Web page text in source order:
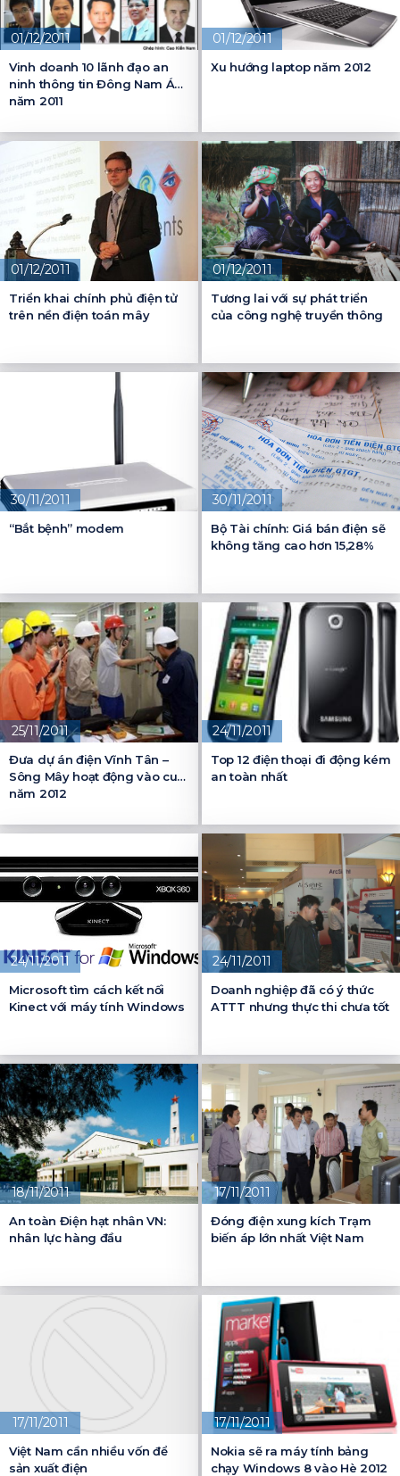
01/12/2011
Vinh doanh 10 lãnh đạo an
ninh thông tin Đông Nam Á
năm 2011
01/12/2011
Xu hướng laptop năm 2012
01/12/2011
Triển khai chính phủ điện tử
trên nền điện toán mây
01/12/2011
Tương lai với sự phát triển
của công nghệ truyền thông
30/11/2011
“Bắt bệnh” modem
30/11/2011
Bộ Tài chính: Giá bán điện sẽ
không tăng cao hơn 15,28%
25/11/2011
Đưa dự án điện Vĩnh Tân –
Sông Mây hoạt động vào cuối
năm 2012
24/11/2011
Top 12 điện thoại đi động kém
an toàn nhất
24/11/2011
Microsoft tìm cách kết nối
Kinect với máy tính Windows
24/11/2011
Doanh nghiệp đã có ý thức
ATTT nhưng thực thi chưa tốt
18/11/2011
An toàn Điện hạt nhân VN:
nhân lực hàng đầu
17/11/2011
Đóng điện xung kích Trạm
biến áp lớn nhất Việt Nam
17/11/2011
Việt Nam cần nhiều vốn để
sản xuất điện
17/11/2011
Nokia sẽ ra máy tính bảng
chạy Windows 8 vào Hè 2012